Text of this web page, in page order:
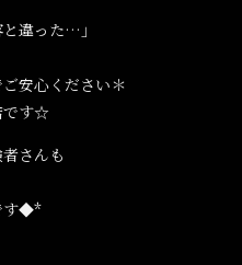
違った…」
安心ください＊
です☆
さんも
す◆*